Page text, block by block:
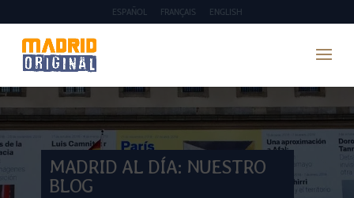
ESPAÑOL FRANÇAIS ENGLISH
MADRID AL DÍA: NUESTRO
BLOG